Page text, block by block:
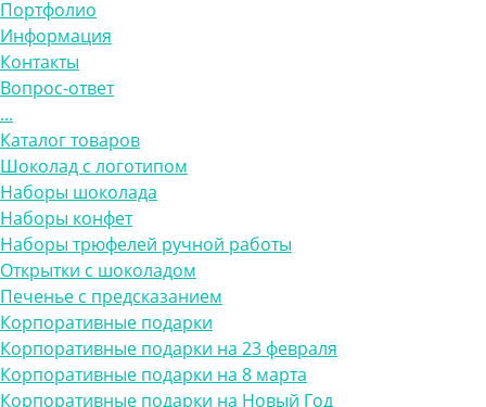
Портфолио
Информация
Контакты
Вопрос-ответ
...
Каталог товаров
Шоколад с логотипом
Наборы шоколада
Наборы конфет
Наборы трюфелей ручной работы
Открытки с шоколадом
Печенье с предсказанием
Корпоративные подарки
Корпоративные подарки на 23 февраля
Корпоративные подарки на 8 марта
Корпоративные подарки на Новый Год